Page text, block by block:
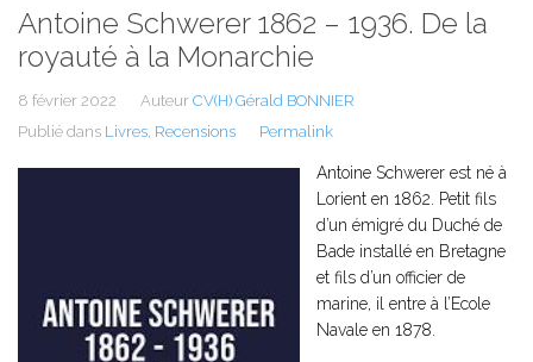
Antoine Schwerer 1862 – 1936. De la
royauté à la Monarchie
8 février 2022 Auteur CV(H) Gérald BONNIER
Publié dans Livres Recensions Permalink
Antoine Schwerer est né à
Lorient en 1862. Petit fils
d’un émigré du Duché de
Bade installé en Bretagne
et fils d’un officier de
marine, il entre à l’Ecole
Navale en 1878.
Remember Me